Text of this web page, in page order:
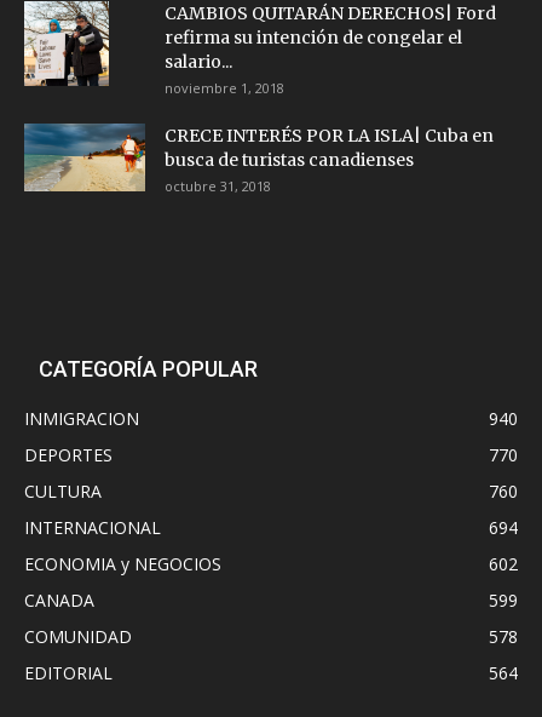
CAMBIOS QUITARÁN DERECHOS| Ford
refirma su intención de congelar el
salario...
noviembre 1, 2018
CRECE INTERÉS POR LA ISLA| Cuba en
busca de turistas canadienses
octubre 31, 2018
CATEGORÍA POPULAR
INMIGRACION
940
DEPORTES
770
CULTURA
760
INTERNACIONAL
694
ECONOMIA y NEGOCIOS
602
CANADA
599
COMUNIDAD
578
EDITORIAL
564